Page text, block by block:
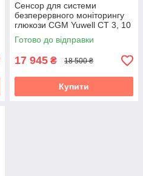
Сенсор для системи
безперервного моніторингу
глюкози CGM Yuwell CT 3, 10
пак.
Готово до відправки
17 945 ₴ 18 500 ₴
Купити